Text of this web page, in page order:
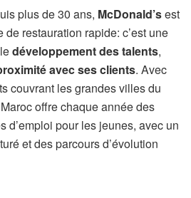
plus de 30 ans, McDonald’sest
de restauration rapide: c’est une
développement des talents,
avec ses clients. Avec
couvrant les grandes villes du
offre chaque année des
d’emploi pour les jeunes, avec un
et des parcours d’évolution